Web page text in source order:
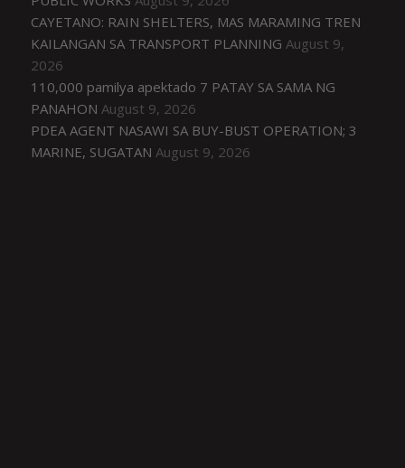
CAYETANO: RAIN SHELTERS, MAS MARAMING TREN
KAILANGAN SA TRANSPORT PLANNING August 9,
2026
110,000 pamilya apektado 7 PATAY SA SAMA NG
PANAHON August 9, 2026
PDEA AGENT NASAWI SA BUY-BUST OPERATION; 3
MARINE, SUGATAN August 9, 2026